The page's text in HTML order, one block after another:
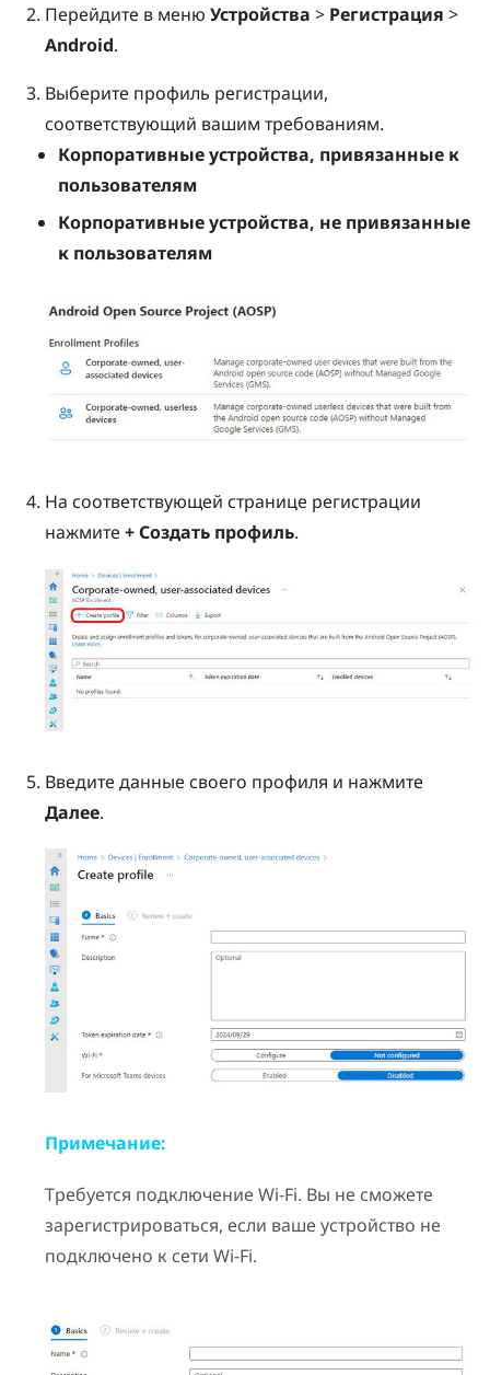
Перейдите в меню Устройства > Регистрация >
Android.
Выберите профиль регистрации,
соответствующий вашим требованиям.
Корпоративные устройства, привязанные к
пользователям
Корпоративные устройства, не привязанные
к пользователям
На соответствующей странице регистрации
нажмите + Создать профиль.
Введите данные своего профиля и нажмите
Далее.
Примечание:
Требуется подключение Wi‍-Fi. Вы не сможете
зарегистрироваться, если ваше устройство не
подключено к сети Wi‍-Fi.